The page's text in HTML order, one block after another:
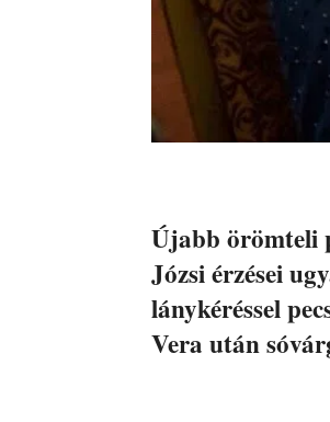
Újabb örömteli
Józsi érzései
lánykéréssel
Vera után